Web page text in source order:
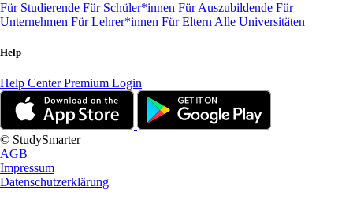
Für Studierende Für Schüler*innen Für Auszubildende Für
Unternehmen Für Lehrer*innen Für Eltern Alle Universitäten
Help
Help CenterPremium Login
© StudySmarter
AGB
Impressum
Datenschutzerklärung